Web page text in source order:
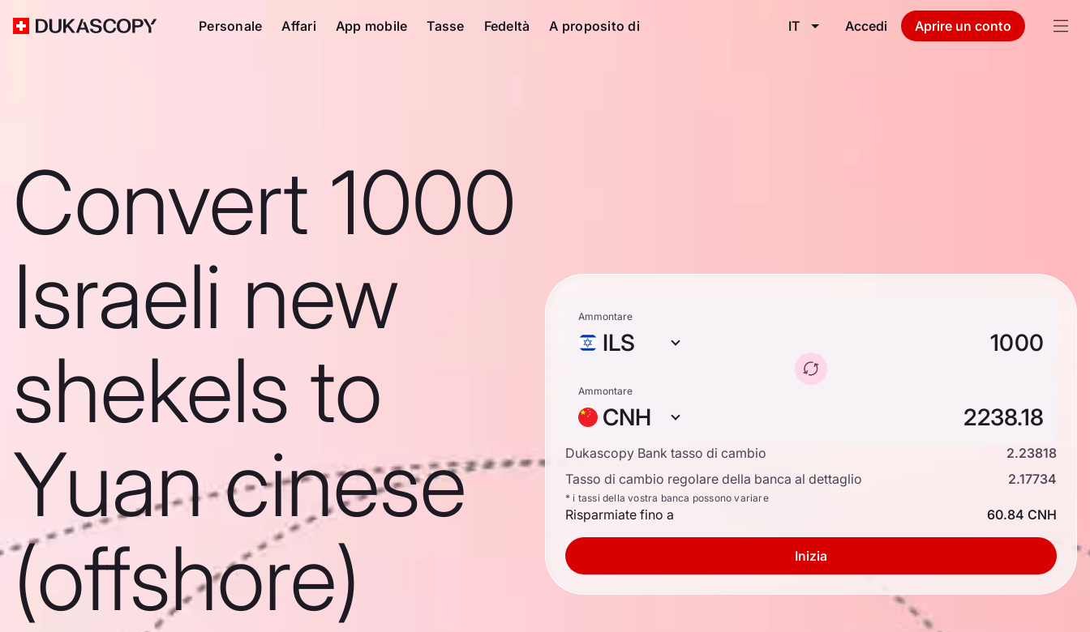
Personale Affari App mobile Tasse Fedeltà A proposito di IT Accedi Aprire un conto
Convert 1000
Israeli new
shekels to
Yuan cinese
(offshore)
Ammontare
ILS
Ammontare
CNH
Dukascopy Bank tasso di cambio
2.23818
Tasso di cambio regolare della banca al dettaglio
2.17734
* i tassi della vostra banca possono variare
Risparmiate fino a 60.84 CNH
Inizia